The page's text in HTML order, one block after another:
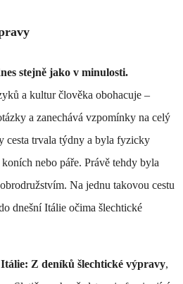
stejně jako v minulosti.
a kultur člověka obohacuje –
a zanechává vzpomínky na celý
cesta trvala týdny a byla fyzicky
nebo páře. Právě tehdy byla
Na jednu takovou cestu
dnešní Itálie očima šlechtické
Itálie: Z deníků šlechtické výpravy,